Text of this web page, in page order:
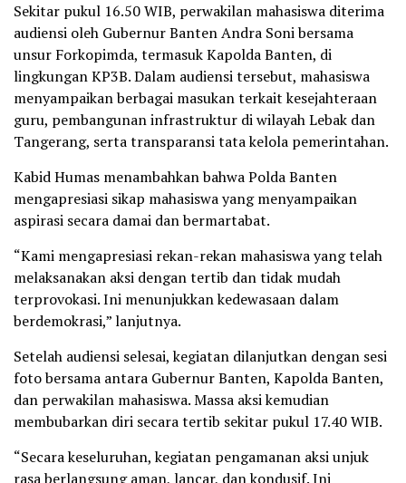
Sekitar pukul 16.50 WIB, perwakilan mahasiswa diterima
audiensi oleh Gubernur Banten Andra Soni bersama
unsur Forkopimda, termasuk Kapolda Banten, di
lingkungan KP3B. Dalam audiensi tersebut, mahasiswa
menyampaikan berbagai masukan terkait kesejahteraan
guru, pembangunan infrastruktur di wilayah Lebak dan
Tangerang, serta transparansi tata kelola pemerintahan.
Kabid Humas menambahkan bahwa Polda Banten
mengapresiasi sikap mahasiswa yang menyampaikan
aspirasi secara damai dan bermartabat.
“Kami mengapresiasi rekan-rekan mahasiswa yang telah
melaksanakan aksi dengan tertib dan tidak mudah
terprovokasi. Ini menunjukkan kedewasaan dalam
berdemokrasi,” lanjutnya.
Setelah audiensi selesai, kegiatan dilanjutkan dengan sesi
foto bersama antara Gubernur Banten, Kapolda Banten,
dan perwakilan mahasiswa. Massa aksi kemudian
membubarkan diri secara tertib sekitar pukul 17.40 WIB.
“Secara keseluruhan, kegiatan pengamanan aksi unjuk
rasa berlangsung aman, lancar, dan kondusif. Ini